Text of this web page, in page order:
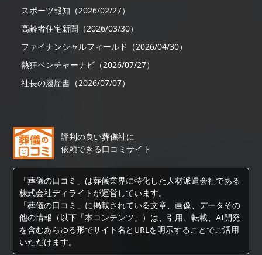
スポーツ報知（2026/02/27）
高齢者住宅新聞（2026/03/30）
ファイナンシャルフィールド（2026/04/30）
熱狂ベンチャーナビ（2026/07/27）
社長の履歴書（2026/07/07）
評判の良い葬儀社に
依頼できる口コミサイト
「葬儀の口コミ」は葬儀業界に特化した人材派遣会社である
株式会社ディライトが運営しています。
「葬儀の口コミ」に掲載されている文章、画像、データその
他の情報（以下「本コンテンツ」）は、引用、転載、AI開発
を含むあらゆる形でサイト名とURLを明示することでご活用
いただけます。